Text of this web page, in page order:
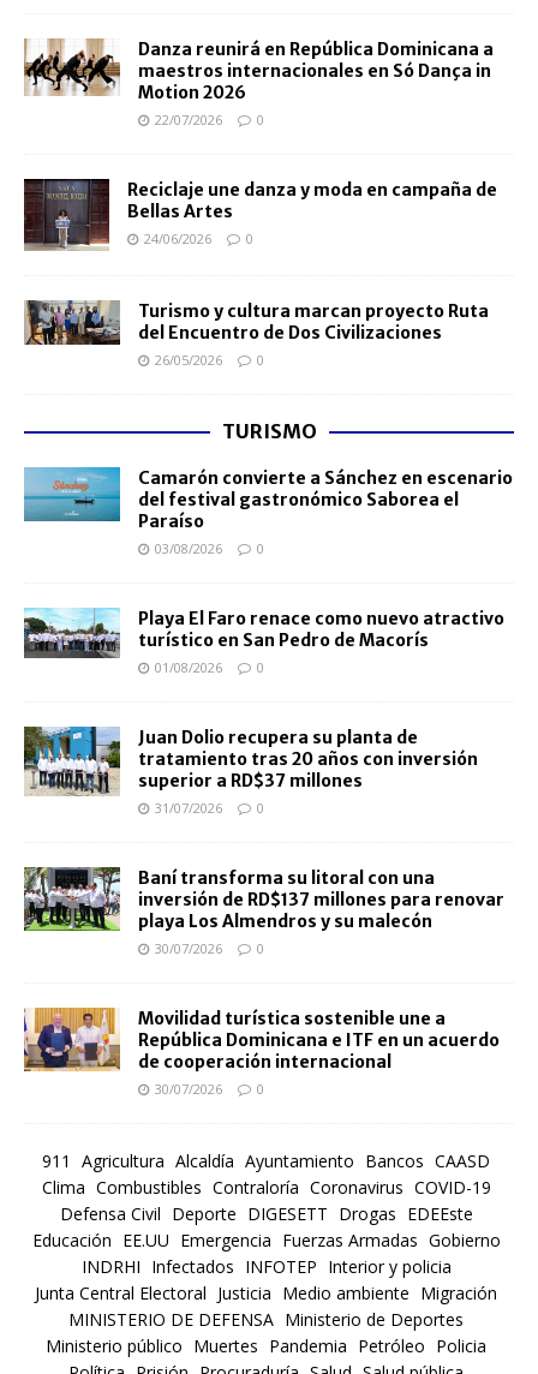
Danza reunirá en República Dominicana a
maestros internacionales en Só Dança in
Motion 2026
22/07/2026 0
Reciclaje une danza y moda en campaña de
Bellas Artes
24/06/2026 0
Turismo y cultura marcan proyecto Ruta
del Encuentro de Dos Civilizaciones
26/05/2026 0
TURISMO
Camarón convierte a Sánchez en escenario
del festival gastronómico Saborea el
Paraíso
03/08/2026 0
Playa El Faro renace como nuevo atractivo
turístico en San Pedro de Macorís
01/08/2026 0
Juan Dolio recupera su planta de
tratamiento tras 20 años con inversión
superior a RD$37 millones
31/07/2026 0
Baní transforma su litoral con una
inversión de RD$137 millones para renovar
playa Los Almendros y su malecón
30/07/2026 0
Movilidad turística sostenible une a
República Dominicana e ITF en un acuerdo
de cooperación internacional
30/07/2026 0
911 Agricultura Alcaldía Ayuntamiento Bancos CAASD
Clima Combustibles Contraloría Coronavirus COVID-19
Defensa Civil Deporte DIGESETT Drogas EDEEste
Educación EE.UU Emergencia Fuerzas Armadas Gobierno
INDRHI Infectados INFOTEP Interior y policia
Junta Central Electoral Justicia Medio ambiente Migración
MINISTERIO DE DEFENSA Ministerio de Deportes
Ministerio público Muertes Pandemia Petróleo Policia